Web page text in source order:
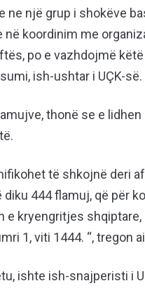
ne një grup i shokëve
koordinim me
po e vazhdojmë këtë
ish-ushtar i UÇK-së.
thonë se e lidhen
të shkojnë deri
diku 444 flamuj, që për
e kryengritjes shqiptare,
1, viti 1444. “, tregon
ishte ish-snajperisti i